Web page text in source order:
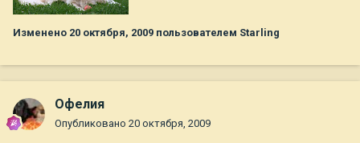
Изменено 20 октября, 2009 пользователем Starling
Офелия
Опубликовано 20 октября, 2009